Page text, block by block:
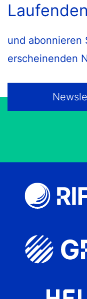
Laufenden
und abonnieren
erscheinenden